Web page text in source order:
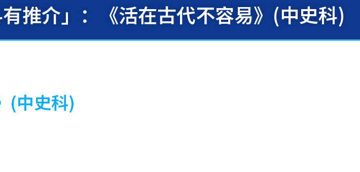
推介」：《活在古代不容易》(中史科)
(中史科)